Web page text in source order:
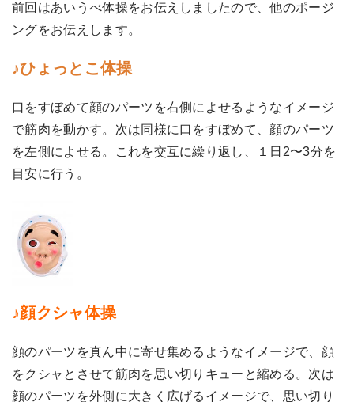
前回はあいうべ体操をお伝えしましたので、他のポージ
ングをお伝えします。
♪ひょっとこ体操
口をすぼめて顔のパーツを右側によせるようなイメージ
で筋肉を動かす。次は同様に口をすぼめて、顔のパーツ
を左側によせる。これを交互に繰り返し、１日2〜3分を
目安に行う。
♪顔クシャ体操
顔のパーツを真ん中に寄せ集めるようなイメージで、顔
をクシャとさせて筋肉を思い切りキューと縮める。次は
顔のパーツを外側に大きく広げるイメージで、思い切り